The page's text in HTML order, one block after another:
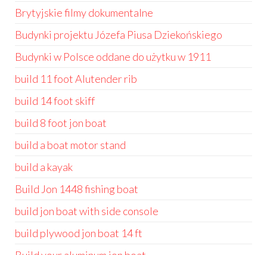
Brytyjskie filmy dokumentalne
Budynki projektu Józefa Piusa Dziekońskiego
Budynki w Polsce oddane do użytku w 1911
build 11 foot Alutender rib
build 14 foot skiff
build 8 foot jon boat
build a boat motor stand
build a kayak
Build Jon 1448 fishing boat
build jon boat with side console
build plywood jon boat 14 ft